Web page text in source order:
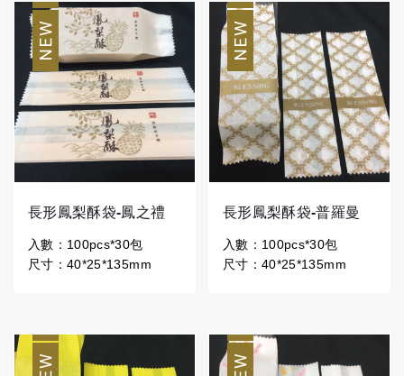
長形鳳梨酥袋-鳳之禮
入數：100pcs*30包
尺寸：40*25*135mm
長形鳳梨酥袋-普羅曼
入數：100pcs*30包
尺寸：40*25*135mm